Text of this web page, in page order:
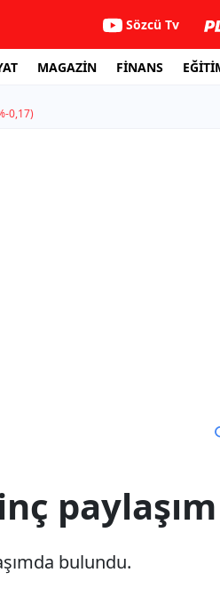
Sözcü Tv
MAGAZİN FİNANS
0,17)
paylaşım
bulundu.